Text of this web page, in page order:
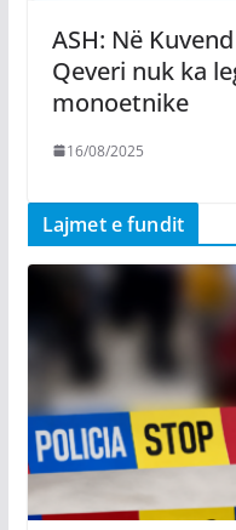
ASH: Në
Qeveri nuk ka
monoetnike
16/08/2025
Lajmet e fundit